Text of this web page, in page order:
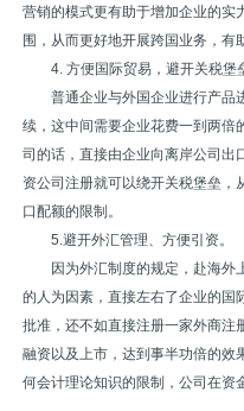
营销的模式更有助于增加企业的实
围，从而更好地开展跨国业务，有
4. 方便国际贸易，避开关税堡
普通企业与外国企业进行产品
续，这中间需要企业花费一到两倍
司的话，直接由企业向离岸公司出
资公司注册就可以绕开关税堡垒，
口配额的限制。
5.避开外汇管理、方便引资。
因为外汇制度的规定，赴海外
的人为因素，直接左右了企业的国
批准，还不如直接注册一家外商注
融资以及上市，达到事半功倍的效
何会计理论知识的限制，公司在资